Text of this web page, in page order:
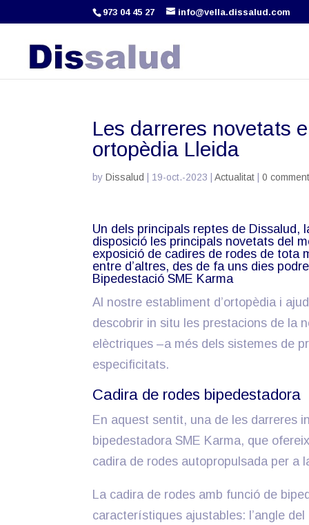
973 04 45 27 info@vella.dissalud.com
Les darreres novetats
ortopèdia Lleida
byDissalud 19-oct.-2023 |Actualitat |0
Un dels principals reptes de Dissalud,
disposició les principals novetats del
exposició de cadires de rodes de tota
entre d’altres, des de fa uns dies
Bipedestació SME Karma
Al nostre establiment d’ortopèdia i
descobrir in situ les prestacions de la
elèctriques –a més dels sistemes de
especificitats.
Cadira de rodes bipedestadora
En aquest sentit, una de les darreres
bipedestadora SME Karma, que
cadira de rodes autopropulsada per a
La cadira de rodes amb funció de
característiques ajustables: l’angle